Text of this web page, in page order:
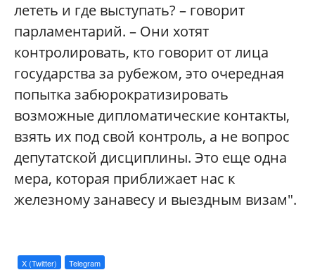
лететь и где выступать? – говорит
парламентарий. – Они хотят
контролировать, кто говорит от лица
государства за рубежом, это очередная
попытка забюрократизировать
возможные дипломатические контакты,
взять их под свой контроль, а не вопрос
депутатской дисциплины. Это еще одна
мера, которая приближает нас к
железному занавесу и выездным визам".
X (Twitter) Telegram